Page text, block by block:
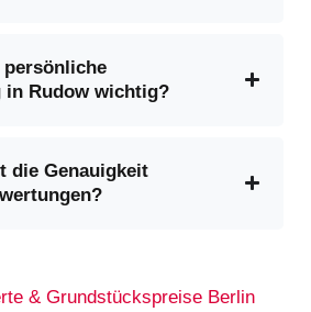
Rudow wichtig?
die Genauigkeit
& Grundstückspreise Berlin